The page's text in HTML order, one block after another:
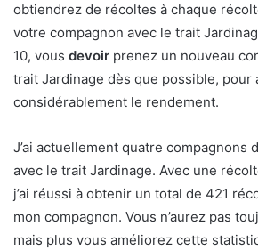
obtiendrez de récoltes à chaque
votre compagnon avec le trait
10, vous devoir prenez un nouveau
trait Jardinage dès que possible, pour
considérablement le rendement.
J’ai actuellement quatre compagnons
avec le trait Jardinage. Avec une
j’ai réussi à obtenir un total de 421
mon compagnon. Vous n’aurez pas
mais plus vous améliorez cette